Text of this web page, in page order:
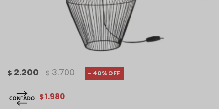
$ 2.200 $ 3.700 40
$1.980